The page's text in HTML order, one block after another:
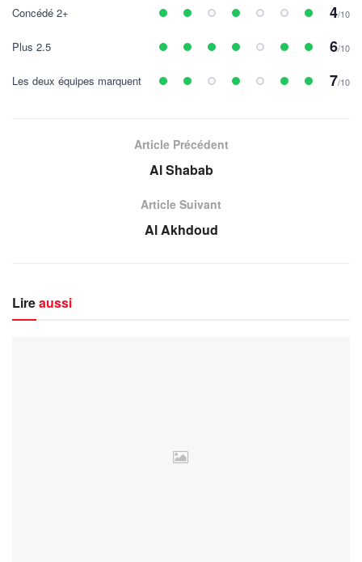
Concédé 2+ 4/10
Plus 2.5 6/10
Les deux équipes marquent 7/10
Article Précédent
Al Shabab
Article Suivant
Al Akhdoud
Lireaussi